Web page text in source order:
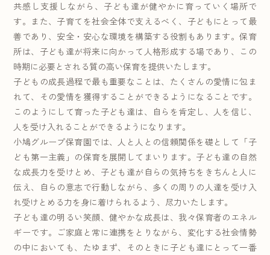
共感し支援しながら、子ども達が健やかに育っていく場所で
す。また、子育てを社会全体で支えるべく、子どもにとって最
善であり、安全・安心な環境を構築する役割もあります。保育
所は、子ども達が将来に向かって人格形成する場であり、この
時期に必要とされる質の高い保育を提供いたします。
子どもの成長過程で最も重要なことは、たくさんの愛情に包ま
れて、その愛情を獲得することができるようになることです。
このようにして育った子ども達は、自らを肯定し、人を信じ、
人を受け入れることができるようになります。
小鳩グループ保育園では、人と人との信頼関係を礎として「子
ども第一主義」の保育を展開してまいります。子ども達の自然
な成長力を受けとめ、子ども達が自らの気持ちをきちんと人に
伝え、自らの意志で行動しながら、多くの周りの人達を受け入
れ受けとめる力を身に着けられるよう、尽力いたします。
子ども達の明るい笑顔、健やかな成長は、我々保育者のエネル
ギーです。ご家庭と常に連携をとりながら、変化する社会情勢
の中においても、たゆまず、そのときに子ども達にとって一番